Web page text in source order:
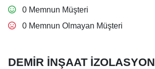
0 Memnun Müşteri
0 Memnun Olmayan Müşteri
DEMİR İNŞAAT